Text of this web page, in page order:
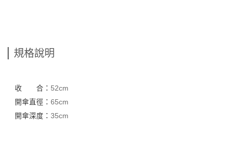
規格說明
收 合： 52cm
開傘直徑： 65cm
開傘深度： 35cm